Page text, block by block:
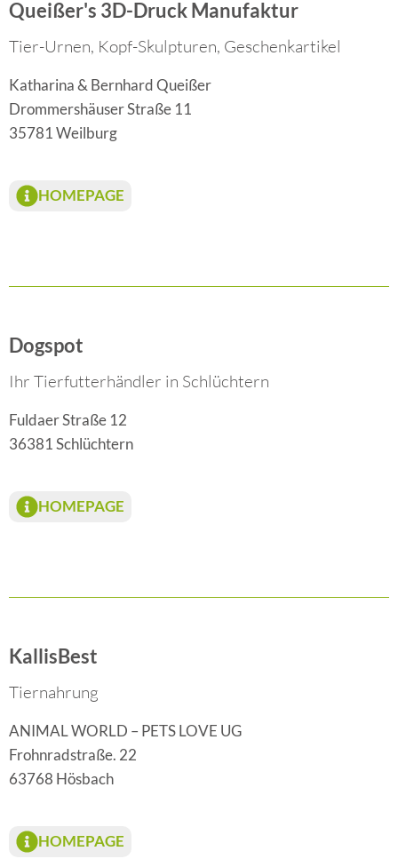
Queißer's 3D-Druck Manufaktur
Tier-Urnen, Kopf-Skulpturen, Geschenkartikel
Katharina & Bernhard Queißer
Drommershäuser Straße 11
35781 Weilburg
HOMEPAGE
Dogspot
Ihr Tierfutterhändler in Schlüchtern
Fuldaer Straße 12
36381 Schlüchtern
HOMEPAGE
KallisBest
Tiernahrung
ANIMAL WORLD – PETS LOVE UG
Frohnradstraße. 22
63768 Hösbach
HOMEPAGE